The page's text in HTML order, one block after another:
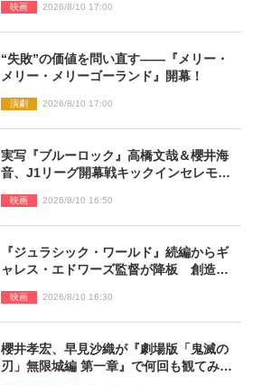
映画 2026/8/10 17:00
“失敗”の価値を問い直す――『メリー・
メリー・メリーゴーランド』開幕！
演劇 2026/8/10 17:00
実写『ブルーロック』高橋文哉＆櫻井海
音、J1リーグ開幕戦キックインセレモニ
映画 2026/8/10 16:50
『ジュラシック・ワールド』続編からギ
ャレス・エドワーズ監督が降板 創造性
映画 2026/8/10 16:30
櫻井孝宏、早見沙織が『劇場版「鬼滅の
刃」無限城編 第一章』で何回も観てみた